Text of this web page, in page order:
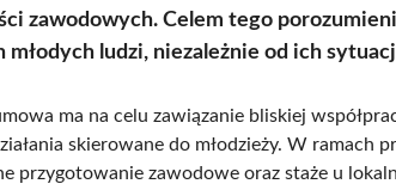
zawodowych. Celem tego
młodych ludzi, niezależnie od ich
ma na celu zawiązanie bliskiej
skierowane do młodzieży. W
przygotowanie zawodowe oraz staże u